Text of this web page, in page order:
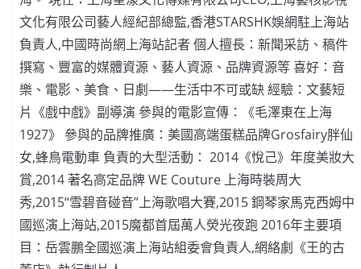
文化有限公司藝人經紀部總監,香港STARSHK娛網駐上海站
負責人,中國時尚網上海站記者 個人擅長：新聞采訪、稿件
撰寫、豐富的媒體資源、藝人資源、品牌資源等 喜好：音
樂、電影、美食、日劇——生活中不可或缺 經驗：文藝短
片《戲中戲》副導演 參與的電影宣傳：《毛澤東在上海
1927》 參與的品牌推廣：美國高端蛋糕品牌Grosfairy胖仙
女,蜂鳥電動車 負責的大型活動： 2014《悅己》年度美妝大
賞,2014 著名高定品牌 WE Couture 上海時裝周大
秀,2015“雪碧音碰音”上海歌唱大賽,2015 鋼琴家馬克西姆中
國巡演上海站,2015魔都首屆萬人熒光夜跑 2016年主要項
目：岳雲鵬全國巡演上海站組委會負責人,網絡劇《王的古